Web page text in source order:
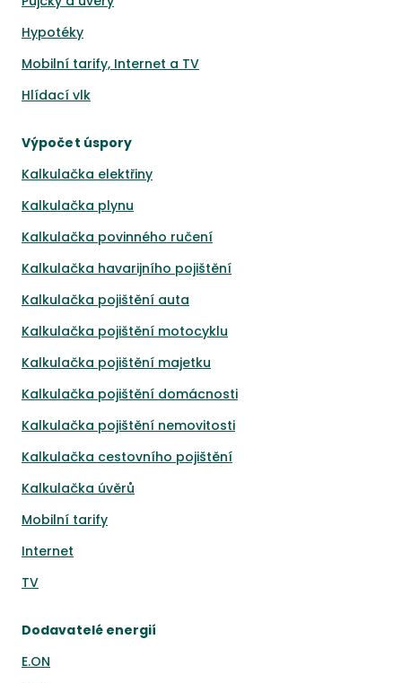
Hypotéky
Mobilní tarify, Internet a TV
Hlídací vlk
Výpočet úspory
Kalkulačka elektřiny
Kalkulačka plynu
Kalkulačka povinného ručení
Kalkulačka havarijního pojištění
Kalkulačka pojištění auta
Kalkulačka pojištění motocyklu
Kalkulačka pojištění majetku
Kalkulačka pojištění domácnosti
Kalkulačka pojištění nemovitosti
Kalkulačka cestovního pojištění
Kalkulačka úvěrů
Mobilní tarify
Internet
TV
Dodavatelé energií
E.ON